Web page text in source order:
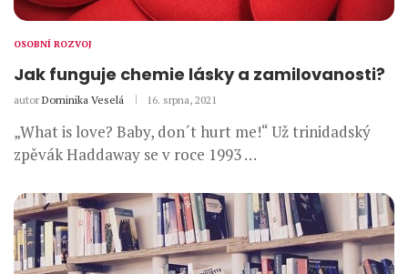
OSOBNÍ ROZVOJ
Jak funguje chemie lásky a zamilovanosti?
autor Dominika Veselá 16. srpna, 2021
„What is love? Baby, don´t hurt me!“ Už trinidadský
zpěvák Haddaway se v roce 1993 …